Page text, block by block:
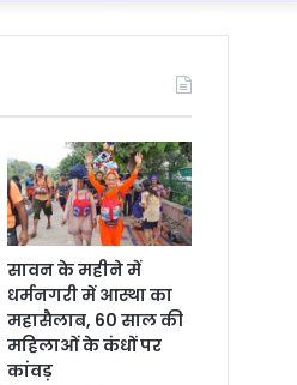
सावन के महीने में
धर्मनगरी में आस्था का
महासैलाब, 60 साल की
महिलाओं के कंधों पर
कांवड़